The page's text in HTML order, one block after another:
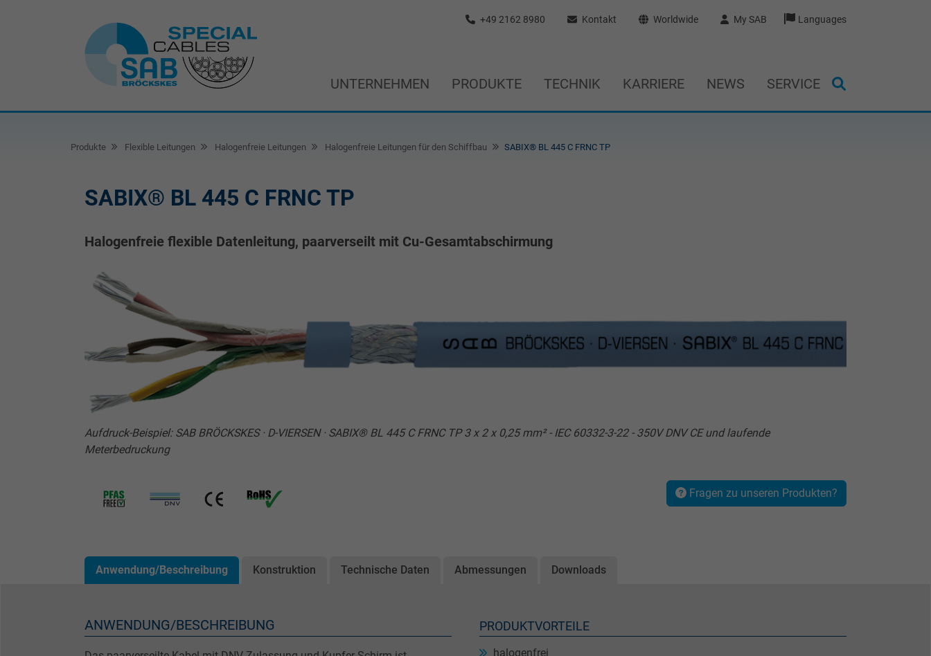
+49 2162 8980 Kontakt Worldwide My SAB Languages
UNTERNEHMEN PRODUKTE TECHNIK KARRIERE NEWS SERVICE
Produkte Flexible Leitungen Halogenfreie Leitungen Halogenfreie Leitungen für den Schiffbau SABIX® BL 445 C FRNC TP
SABIX® BL 445 C FRNC TP
Halogenfreie flexible Datenleitung, paarverseilt mit Cu-Gesamtabschirmung
Aufdruck-Beispiel: SAB BRÖCKSKES · D-VIERSEN · SABIX® BL 445 C FRNC TP 3 x 2 x 0,25 mm² - IEC 60332-3-22 - 350V DNV CE und laufende
Meterbedruckung
Fragen zu unseren Produkten?
Anwendung/Beschreibung Konstruktion Technische Daten Abmessungen Downloads
ANWENDUNG/BESCHREIBUNG PRODUKTVORTEILE
halogenfrei